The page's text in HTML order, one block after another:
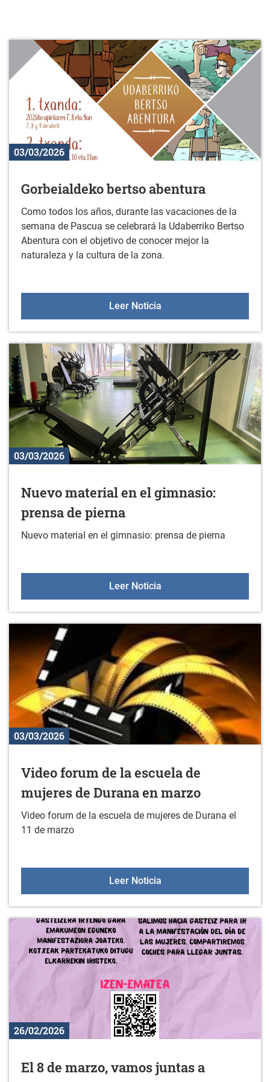
03/03/2026
Gorbeialdeko bertso abentura
Como todos los años, durante las vacaciones de la
semana de Pascua se celebrará la Udaberriko Bertso
Abentura con el objetivo de conocer mejor la
naturaleza y la cultura de la zona.
Leer NoticiaGorbeialdeko bertso
03/03/2026
Nuevo material en el gimnasio:
prensa de pierna
Nuevo material en el gimnasio: prensa de pierna
Leer NoticiaNuevo material en el
03/03/2026
Video forum de la escuela de
mujeres de Durana en marzo
Video forum de la escuela de mujeres de Durana el
11 de marzo
Leer NoticiaVideo forum de la
26/02/2026
El 8 de marzo, vamos juntas a